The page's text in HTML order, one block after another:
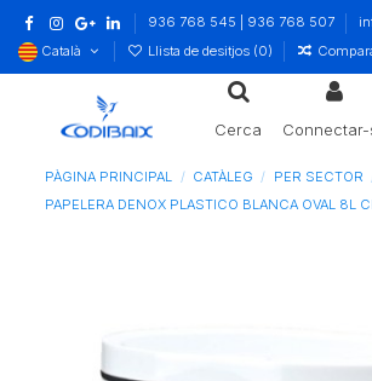
936 768 545 | 936 768 507
Català
Llista de desitjos (0)
Cerca Connectar-
PÀGINA PRINCIPAL CATÀLEG
PER SECTOR
PAPELERA DENOX PLASTICO BLANCA OVAL 8L